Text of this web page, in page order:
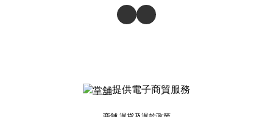
提供電子商貿服務